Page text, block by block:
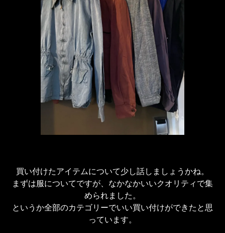
買い付けたアイテムについて少し話しましょうかね。
まずは服についてですが、なかなかいいクオリティで集
められました。
というか全部のカテゴリーでいい買い付けができたと思
っています。